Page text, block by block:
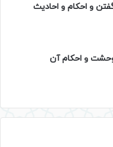
و احکام و احادیث
وحشت و احکام آن